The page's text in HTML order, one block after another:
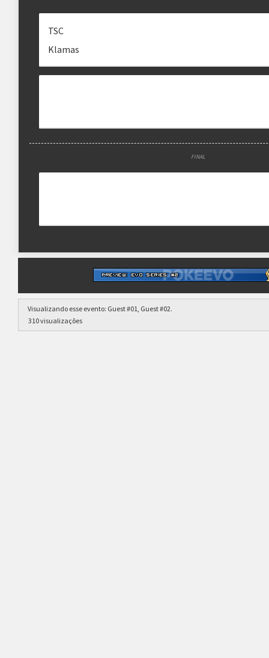
TSC
Klamas
FINAL
Visualizando esse evento: Guest #01, Guest #02.
310 visualizações